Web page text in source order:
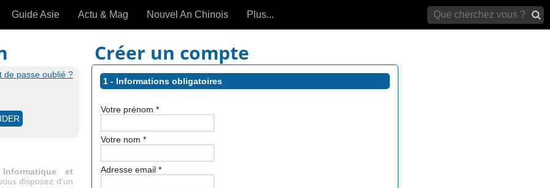
»
Guide Asie Actu & Mag
Articles intemporels
Nouvel An Chinois Plus...
de passe oublié ?
et
vous disposez d'un
Créer un compte
1 - Informations obligatoires
Votre prénom *
Votre nom *
Adresse email *